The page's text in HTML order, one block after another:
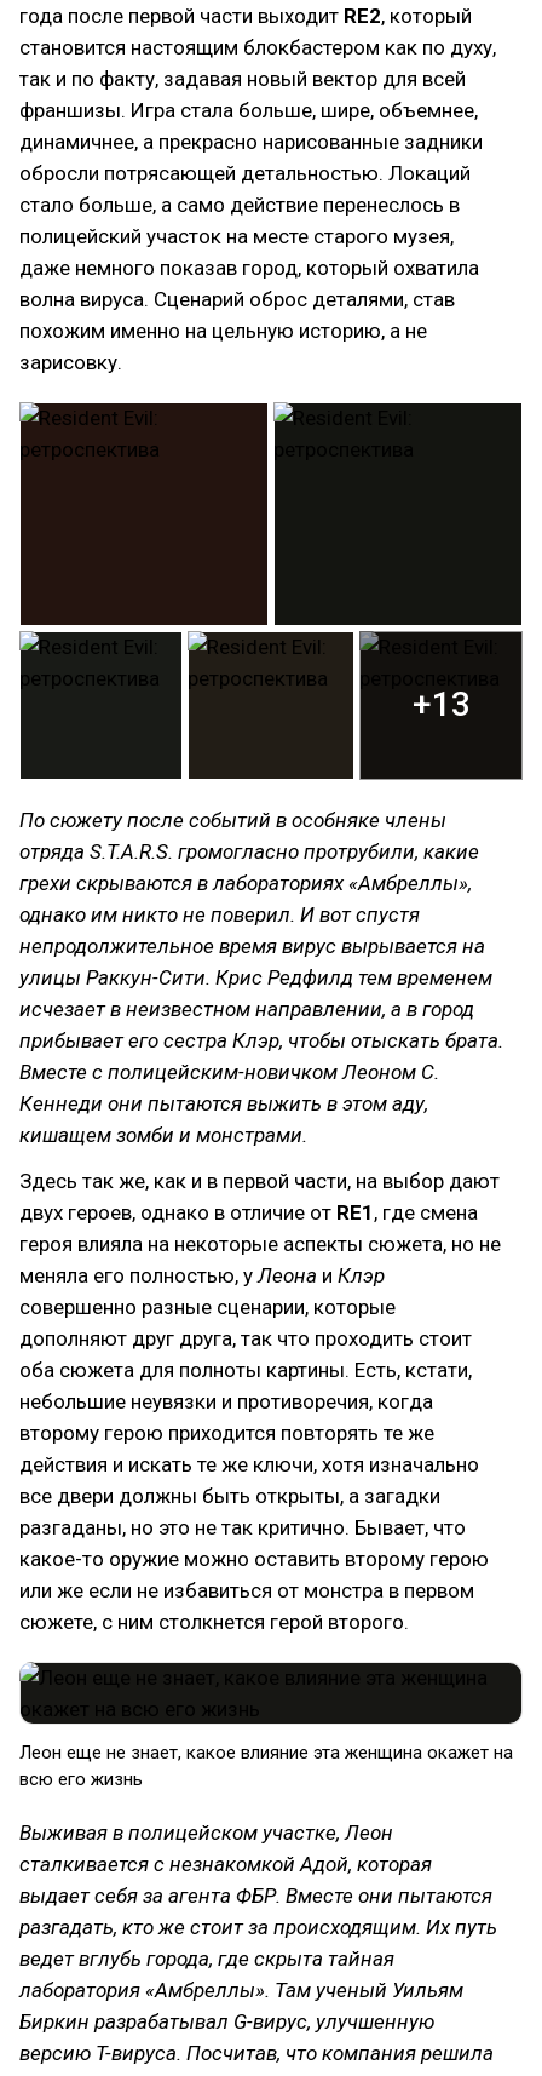
года после первой части выходит RE2, который
становится настоящим блокбастером как по духу,
так и по факту, задавая новый вектор для всей
франшизы. Игра стала больше, шире, объемнее,
динамичнее, а прекрасно нарисованные задники
обросли потрясающей детальностью. Локаций
стало больше, а само действие перенеслось в
полицейский участок на месте старого музея,
даже немного показав город, который охватила
волна вируса. Сценарий оброс деталями, став
похожим именно на цельную историю, а не
зарисовку.
+13
По сюжету после событий в особняке члены
отряда S.T.A.R.S. громогласно протрубили, какие
грехи скрываются в лабораториях «Амбреллы»,
однако им никто не поверил. И вот спустя
непродолжительное время вирус вырывается на
улицы Раккун-Сити. Крис Редфилд тем временем
исчезает в неизвестном направлении, а в город
прибывает его сестра Клэр, чтобы отыскать брата.
Вместе с полицейским-новичком Леоном С.
Кеннеди они пытаются выжить в этом аду,
кишащем зомби и монстрами.
Здесь так же, как и в первой части, на выбор дают
двух героев, однако в отличие от RE1 , где смена
героя влияла на некоторые аспекты сюжета, но не
меняла его полностью, уЛеона и Клэр
совершенно разные сценарии, которые
дополняют друг друга, так что проходить стоит
оба сюжета для полноты картины. Есть, кстати,
небольшие неувязки и противоречия, когда
второму герою приходится повторять те же
действия и искать те же ключи, хотя изначально
все двери должны быть открыты, а загадки
разгаданы, но это не так критично. Бывает, что
какое-то оружие можно оставить второму герою
или же если не избавиться от монстра в первом
сюжете, с ним столкнется герой второго.
Леон еще не знает, какое влияние эта женщина окажет на
всю его жизнь
Выживая в полицейском участке, Леон
сталкивается с незнакомкой Адой, которая
выдает себя за агента ФБР. Вместе они пытаются
разгадать, кто же стоит за происходящим. Их путь
ведет вглубь города, где скрыта тайная
лаборатория «Амбреллы». Там ученый Уильям
Биркин разрабатывал G-вирус, улучшенную
версию T-вируса. Посчитав, что компания решила